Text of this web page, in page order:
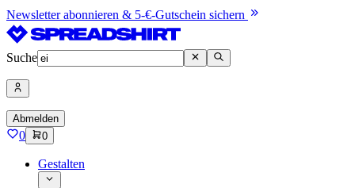
Newsletter abonnieren & 5-€-Gutschein sichern
Suche
Abmelden
0 0
Gestalten